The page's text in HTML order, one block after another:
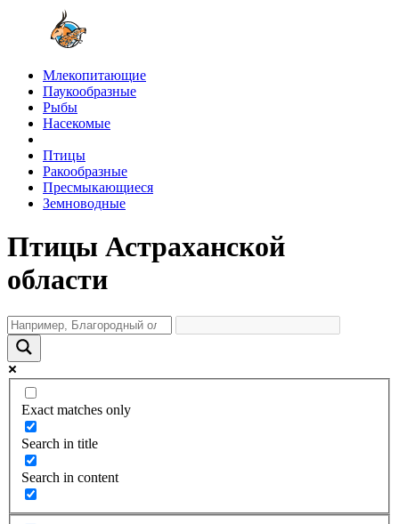
Млекопитающие
Паукообразные
Рыбы
Насекомые
Птицы
Ракообразные
Пресмыкающиеся
Земноводные
Птицы Астраханской
области
Exact matches only
Search in title
Search in content